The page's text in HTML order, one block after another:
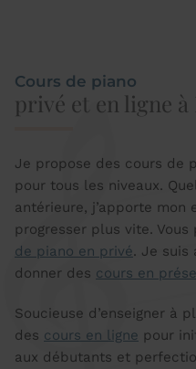
Cours de piano
privé et en ligne à
Je propose des cours de
pour tous les niveaux.
antérieure, j’apporte mon
progresser plus vite. Vous
de piano en privé. Je suis
donner des cours en
Soucieuse d’enseigner à
des cours en ligne pour
aux débutants et